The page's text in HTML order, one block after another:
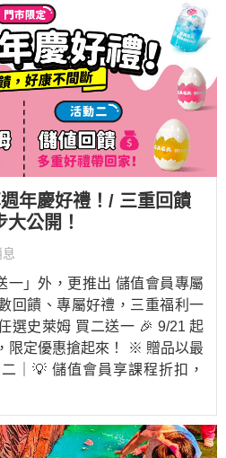
年慶好禮！/ 三重回饋
公開！
一」外，更推出 儲值會員專屬
回饋、專屬好禮，三重福利一
選史萊姆 買二送一 🎉 9/21 起
限定優惠搶起來！ ※ 贈品以最
｜💡 儲值會員享課程折扣，